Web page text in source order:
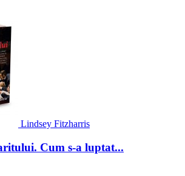
Lindsey Fitzharris
Cum s-a luptat...